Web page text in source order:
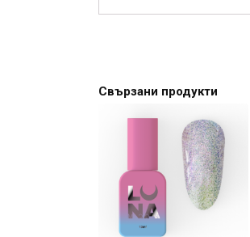
Свързани продукти